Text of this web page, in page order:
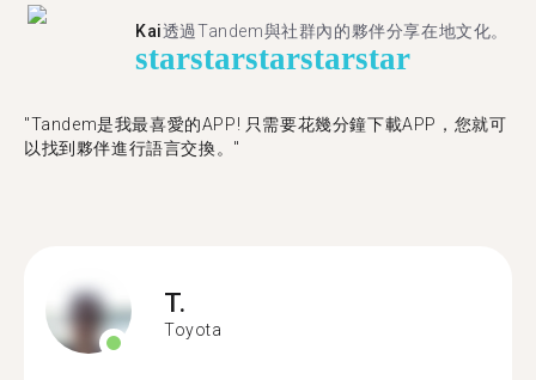
Kai透過Tandem與社群內的夥伴分享在地文化。
starstarstarstarstar
"Tandem是我最喜愛的APP! 只需要花幾分鐘下載APP，您就可
以找到夥伴進行語言交換。"
T.
Toyota